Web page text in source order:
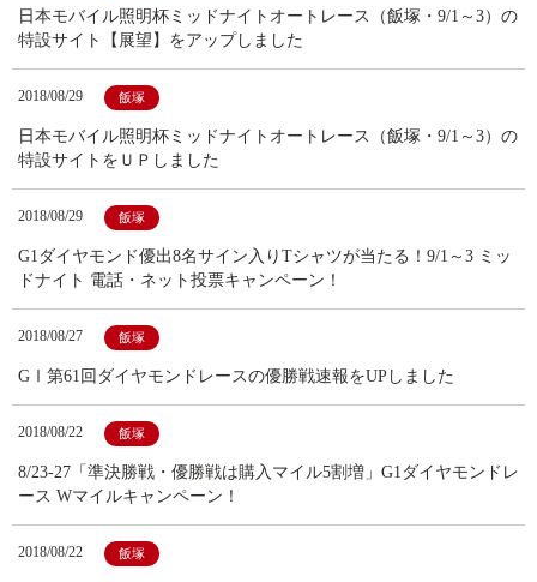
日本モバイル照明杯ミッドナイトオートレース（飯塚・9/1～3）の
特設サイト【展望】をアップしました
2018/08/29 飯塚
日本モバイル照明杯ミッドナイトオートレース（飯塚・9/1～3）の
特設サイトをＵＰしました
2018/08/29 飯塚
G1ダイヤモンド優出8名サイン入りTシャツが当たる！9/1～3 ミッ
ドナイト 電話・ネット投票キャンペーン！
2018/08/27 飯塚
GⅠ第61回ダイヤモンドレースの優勝戦速報をUPしました
2018/08/22 飯塚
8/23-27「準決勝戦・優勝戦は購入マイル5割増」G1ダイヤモンドレ
ース Wマイルキャンペーン！
2018/08/22 飯塚